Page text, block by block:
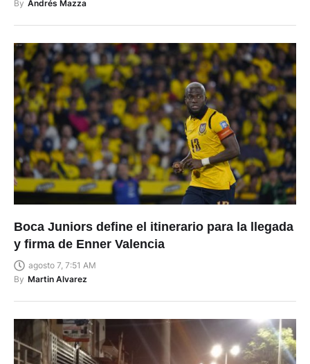
By Andrés Mazza
Boca Juniors define el itinerario para la llegada
y firma de Enner Valencia
agosto 7, 7:51 AM
By Martin Alvarez